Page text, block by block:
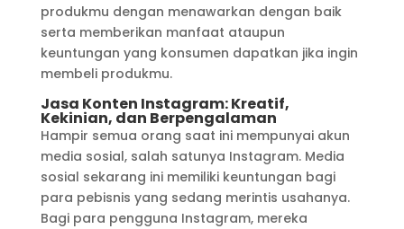
produkmu dengan menawarkan dengan baik
serta memberikan manfaat ataupun
keuntungan yang konsumen dapatkan jika ingin
membeli produkmu.
Jasa Konten Instagram: Kreatif,
Kekinian, dan Berpengalaman
Hampir semua orang saat ini mempunyai akun
media sosial, salah satunya Instagram. Media
sosial sekarang ini memiliki keuntungan bagi
para pebisnis yang sedang merintis usahanya.
Bagi para pengguna Instagram, mereka